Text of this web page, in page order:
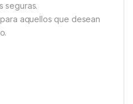
seguras.
aquellos que desean